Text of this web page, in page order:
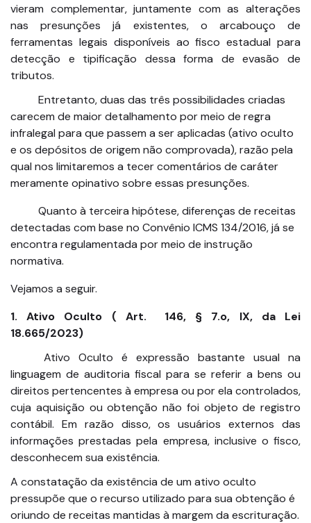
vieram complementar, juntamente com as alterações
nas presunções já existentes, o arcabouço de
ferramentas legais disponíveis ao fisco estadual para
detecção e tipificação dessa forma de evasão de
tributos.
Entretanto, duas das três possibilidades criadas
carecem de maior detalhamento por meio de regra
infralegal para que passem a ser aplicadas (ativo oculto
e os depósitos de origem não comprovada), razão pela
qual nos limitaremos a tecer comentários de caráter
meramente opinativo sobre essas presunções.
Quanto à terceira hipótese, diferenças de receitas
detectadas com base no Convênio ICMS 134/2016, já se
encontra regulamentada por meio de instrução
normativa.
Vejamos a seguir.
1. Ativo Oculto ( Art. 146, § 7.o, IX, da Lei
18.665/2023)
Ativo Oculto é expressão bastante usual na
linguagem de auditoria fiscal para se referir a bens ou
direitos pertencentes à empresa ou por ela controlados,
cuja aquisição ou obtenção não foi objeto de registro
contábil. Em razão disso, os usuários externos das
informações prestadas pela empresa, inclusive o fisco,
desconhecem sua existência.
A constatação da existência de um ativo oculto
pressupõe que o recurso utilizado para sua obtenção é
oriundo de receitas mantidas à margem da escrituração.